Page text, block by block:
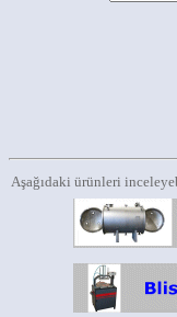
Aşağıdaki ürünleri